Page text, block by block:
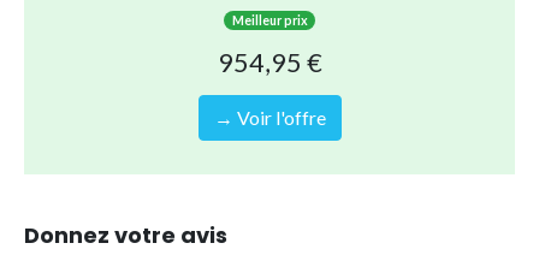
Revêtement Tritech :un matériau antifuites triple couche
combinant PVC et polyester pour une durabilité maximale
Entourée de ruban PVCqui offre une protection
Référence (EAN)
Meilleur prix
954,95 €
→ Voir l'offre
Donnez votre avis